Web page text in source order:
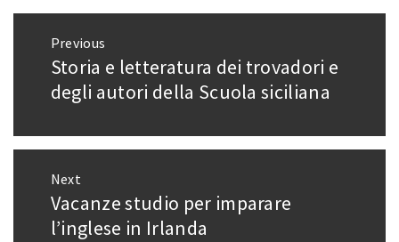
Navigazione
articoli
Previous
Previous
post:
Storia e letteratura dei trovadori e
degli autori della Scuola siciliana
Next
Next
post:
Vacanze studio per imparare
l’inglese in Irlanda